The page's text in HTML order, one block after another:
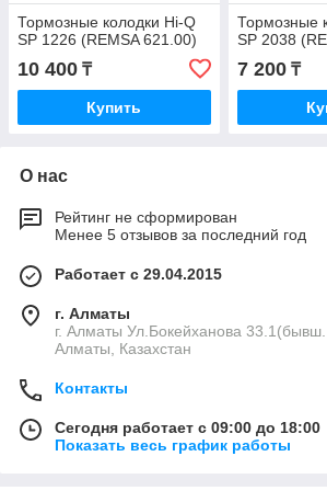
Тормозные колодки Hi-Q
SP 1226 (REMSA 621.00)
10 400 ₸
Купить
Тормозные
SP 2038
7 200₸
О нас
Рейтинг не сформирован
Менее 5 отзывов за последний год
Работает с 29.04.2015
г. Алматы
г. Алматы Ул.Бокейханова
Алматы, Казахстан
Контакты
Сегодня работает с 09:00 до 18:00
Показать весь график работы